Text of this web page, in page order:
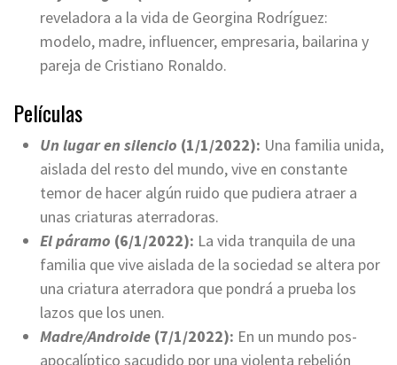
reveladora a la vida de Georgina Rodríguez:
modelo, madre, influencer, empresaria, bailarina y
pareja de Cristiano Ronaldo.
Películas
Un lugar en silencio (1/1/2022): Una familia unida,
aislada del resto del mundo, vive en constante
temor de hacer algún ruido que pudiera atraer a
unas criaturas aterradoras.
El páramo (6/1/2022): La vida tranquila de una
familia que vive aislada de la sociedad se altera por
una criatura aterradora que pondrá a prueba los
lazos que los unen.
Madre/Androide (7/1/2022): En un mundo pos-
apocalíptico sacudido por una violenta rebelión